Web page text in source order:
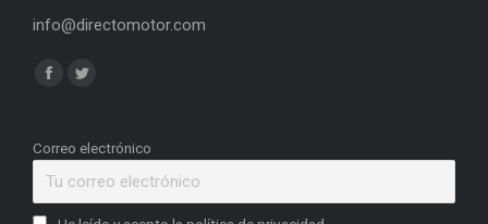
info@directomotor.com
Find us on:
Facebook
opens
Twitter
opens
Correo electrónico